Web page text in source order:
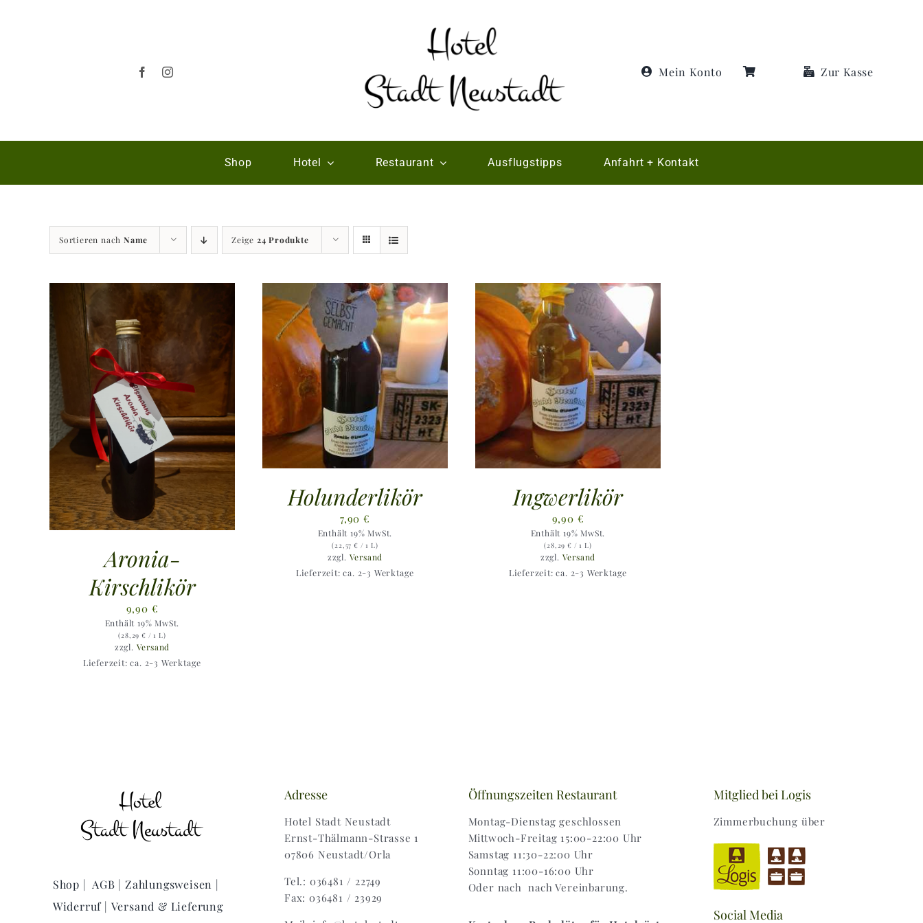
Mein Konto Zur Kasse
Shop Hotel Restaurant Ausflugstipps Anfahrt + Kontakt
Sortieren nach Name Zeige 24 Produkte
Aronia-
Kirschlikör
9,90 €
Enthält 19% MwSt.
(28,29€ / 1 L)
zzgl. Versand
Lieferzeit: ca. 2-3 Werktage
Holunderlikör
7,90€
Enthält 19% MwSt.
(22,57€ / 1 L)
zzgl. Versand
Lieferzeit: ca. 2-3 Werktage
Ingwerlikör
9,90 €
Enthält 19% MwSt.
(28,29€ / 1 L)
zzgl. Versand
Lieferzeit: ca. 2-3 Werktage
Shop | AGB | Zahlungsweisen |
Widerruf | Versand & Lieferung
Adresse
Hotel Stadt Neustadt
Ernst-Thälmann-Strasse 1
07806 Neustadt/Orla
Tel.: 036481 / 22749
Fax: 036481 / 23929
Öffnungszeiten Restaurant
Montag-Dienstag geschlossen
Mittwoch-Freitag 15:00-22:00 Uhr
Samstag 11:30-22:00 Uhr
Sonntag 11:00-16:00 Uhr
Oder nach nach Vereinbarung.
Mitglied bei Logis
Zimmerbuchung über
Social Media